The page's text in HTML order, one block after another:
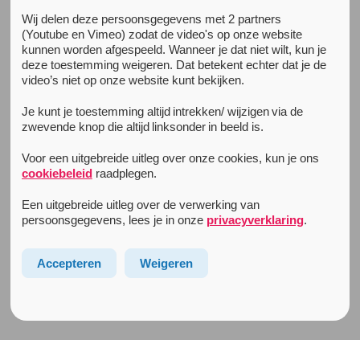
Maak je je zorgen over het alcohol
of drugsgebruik van een vriend of
vriendin?
Maak je je zorgen over het alcohol of drugsgebruik
kunnen helpen om het gesprek aan te gaan.
Wij delen deze persoonsgegevens met 2 partners
(Youtube en Vimeo) zodat de video's op onze website
kunnen worden afgespeeld. Wanneer je dat niet wilt, kun je
deze toestemming weigeren. Dat betekent echter dat je de
video’s niet op onze website kunt bekijken.
Je kunt je toestemming altijd intrekken/ wijzigen via de
zwevende knop die altijd linksonder in beeld is.
Voor een uitgebreide uitleg over onze cookies, kun je ons
cookiebeleidraadplegen.
Een uitgebreide uitleg over de verwerking van
persoonsgegevens, lees je in onze privacyverklaring.
Accepteren Weigeren